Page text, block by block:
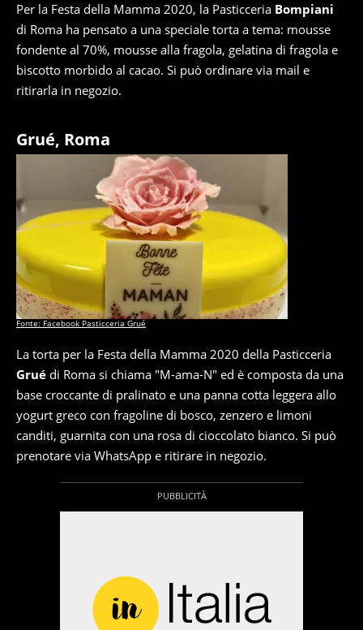
Per la Festa della Mamma 2020, la Pasticceria Bompiani
di Roma ha pensato a una speciale torta a tema: mousse
fondente al 70%, mousse alla fragola, gelatina di fragola e
biscotto morbido al cacao. Si può ordinare via mail e
ritirarla in negozio.
Grué, Roma
Fonte: Facebook Pasticceria Grué
La torta per la Festa della Mamma 2020 della Pasticceria
Grué di Roma si chiama "M-ama-N" ed è composta da una
base croccante di pralinato e una panna cotta leggera allo
yogurt greco con fragoline di bosco, zenzero e limoni
canditi, guarnita con una rosa di cioccolato bianco. Si può
prenotare via WhatsApp e ritirare in negozio.